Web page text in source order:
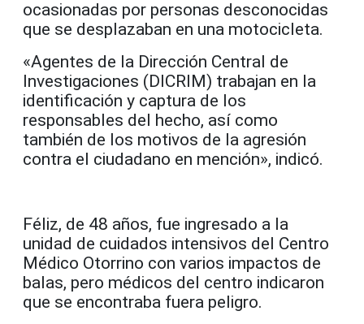
ocasionadas por personas desconocidas
que se desplazaban en una motocicleta.
«Agentes de la Dirección Central de
Investigaciones (DICRIM) trabajan en la
identificación y captura de los
responsables del hecho, así como
también de los motivos de la agresión
contra el ciudadano en mención», indicó.
Féliz, de 48 años, fue ingresado a la
unidad de cuidados intensivos del Centro
Médico Otorrino con varios impactos de
balas, pero médicos del centro indicaron
que se encontraba fuera peligro.